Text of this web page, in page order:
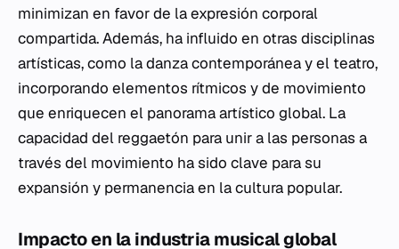
minimizan en favor de la expresión corporal
compartida. Además, ha influido en otras disciplinas
artísticas, como la danza contemporánea y el teatro,
incorporando elementos rítmicos y de movimiento
que enriquecen el panorama artístico global. La
capacidad del reggaetón para unir a las personas a
través del movimiento ha sido clave para su
expansión y permanencia en la cultura popular.
Impacto en la industria musical global